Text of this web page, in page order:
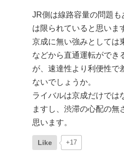
JR側は線路容量の問題
は限られていると思いま
京成に無い強みとしては
などから直通運転ができ
が、速達性より利便性で
ないでしょうか。
ライバルは京成だけでは
ますし、渋滞の心配の無
思います。
Like +17